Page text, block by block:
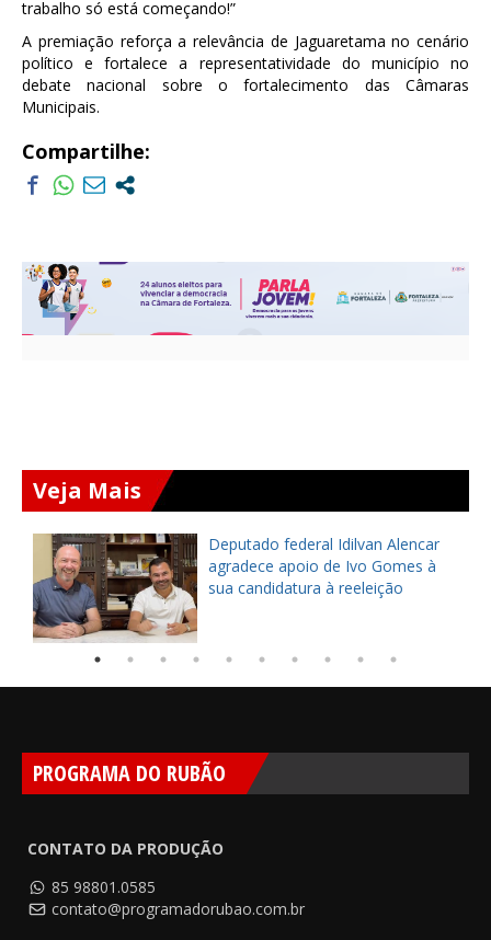
trabalho só está começando!”
A premiação reforça a relevância de Jaguaretama no cenário
político e fortalece a representatividade do município no
debate nacional sobre o fortalecimento das Câmaras
Municipais.
Compartilhe:
Veja Mais
Deputado federal Idilvan Alencar
agradece apoio de Ivo Gomes à
sua candidatura à reeleição
PROGRAMA DO RUBÃO
CONTATO DA PRODUÇÃO
85 98801.0585
contato@programadorubao.com.br